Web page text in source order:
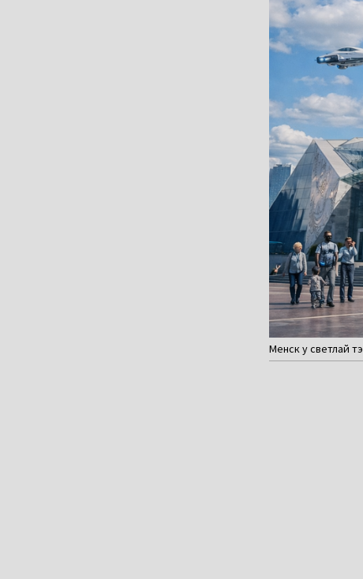
Менск у светлай